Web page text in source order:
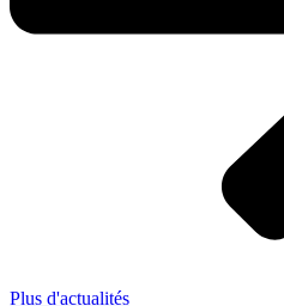
Plus d'actualités